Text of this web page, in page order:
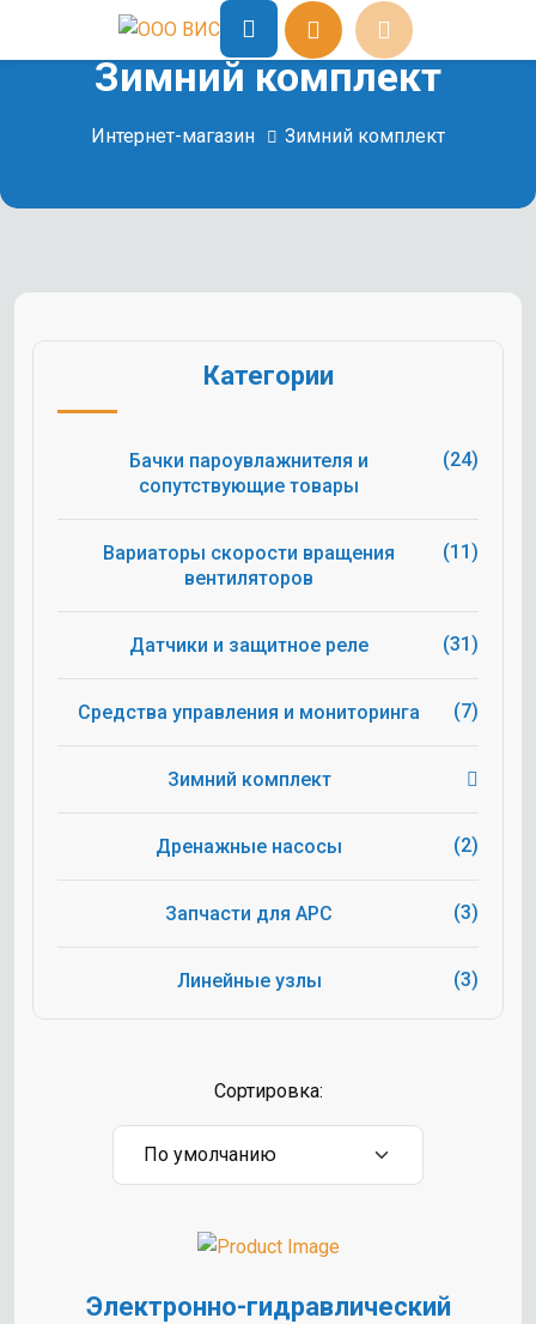
Зимний комплект
Интернет-магазин Зимний комплект
Категории
Бачки пароувлажнителя и
сопутствующие товары
(24)
Вариаторы скорости вращения
вентиляторов
(11)
Датчики и защитное реле (31)
Средства управления и мониторинга (7)
Зимний комплект
Дренажные насосы (2)
Запчасти для APC (3)
Линейные узлы (3)
Сортировка:
Электронно-гидравлический